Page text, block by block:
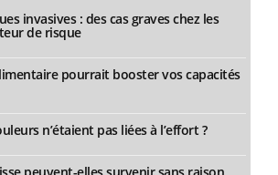
invasives : des cas graves chez les
de risque
pourrait booster vos capacités
n’étaient pas liées à l’effort ?
peuvent-elles survenir sans raison